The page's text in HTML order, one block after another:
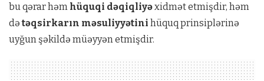
bu qərar həm hüquqi dəqiqliyəxidmət etmişdir, həm
dətəqsirkarın məsuliyyətini hüquq prinsiplərinə
uyğun şəkildə müəyyən etmişdir.